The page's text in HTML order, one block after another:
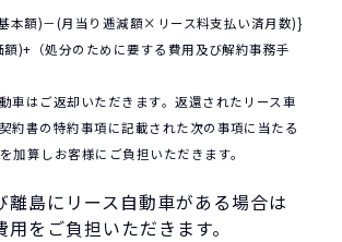
本額)－(月当り逓減額×リース料支払い済月数)}
)+（処分のために要する費用及び解約事務手
車はご返却いただきます。返還されたリース車
約書の特約事項に記載された次の事項に当たる
加算しお客様にご負担いただきます。
離島にリース自動車がある場合は
用をご負担いただきます。